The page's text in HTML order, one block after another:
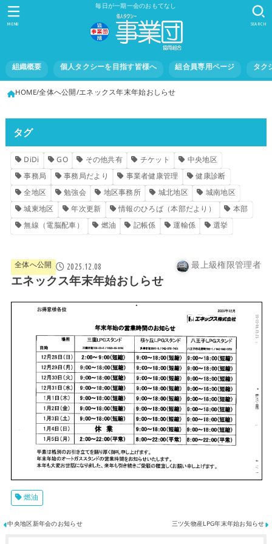
毎日が一期一会のおもてなし
組織概要 個人タクシーを目指す皆様へ 組合員専用ページ タク
SEARCH
MENU
HOME全体へ公開 エネックス年末年始おしらせ
タグ
DiDi GO その他共有 チケット
中央地区
事務局
事務局だより 事業者健康管理
健康診断
全地区
勉強会 地区事務所 城北地区
城南地区
城東地区
年次更新 情報のひろば（本部だより）
本部
無線（電脳配車）
燃油 記帳係 運輸係 選挙
全体へ公開 2025.12.08 最上級権限管理者
エネックス年末年始おしらせ
燃油
中央地区新年会のお知らせ 三ツ矢物産LPG年末年始お知らせ